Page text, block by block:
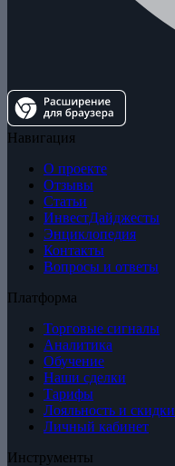
Навигация
О проекте
Отзывы
Статьи
ИнвестДайджесты
Энциклопедия
Контакты
Вопросы и ответы
Платформа
Торговые сигналы
Аналитика
Обучение
Наши сделки
Тарифы
Лояльность и скидки
Личный кабинет
Инструменты